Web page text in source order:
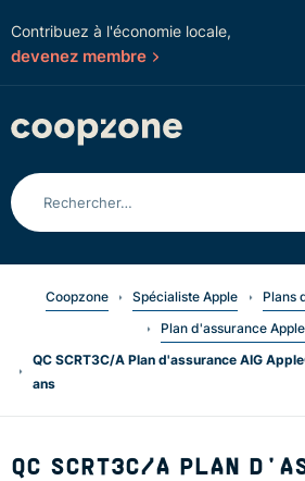
Contribuez à l'économie locale,
devenez membre
Coopzone Spécialiste Apple
Plans
Plan d'assurance
QC SCRT3C/A Plan d'assurance AIG
ans
QC SCRT3C/A PLAN